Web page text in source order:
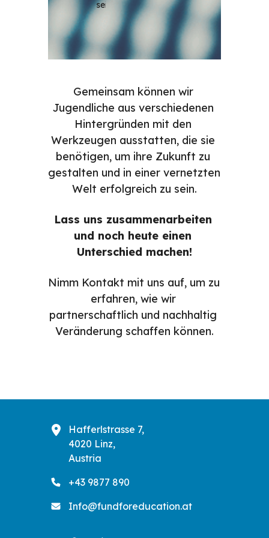
sein.
Gemeinsam können wir
Jugendliche aus verschiedenen
Hintergründen mit den
Werkzeugen ausstatten, die sie
benötigen, um ihre Zukunft zu
gestalten und in einer vernetzten
Welt erfolgreich zu sein.
Lass uns zusammenarbeiten
und noch heute einen
Unterschied machen!
Nimm Kontakt mit uns auf, um zu
erfahren, wie wir
partnerschaftlich und nachhaltig
Veränderung schaffen können.
Hafferlstrasse 7,
4020 Linz,
Austria
+43 9877 890
Info@fundforeducation.at